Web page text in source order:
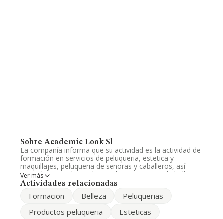
Sobre Academic Look Sl
La compañía informa que su actividad es la actividad de
formación en servicios de peluqueria, estetica y
maquillajes, peluqueria de senoras y caballeros, así
como la venta de productos de cosmetica y de belleza,
al por mayor y al por menor. La empresa es una
empresa no tiene actividad en mercados exteriores.
La empresaAcademic Look S.L, con número de
Ver más
Actividades relacionadas
Formacion Belleza
Peluquerias
Productos peluqueria
Esteticas